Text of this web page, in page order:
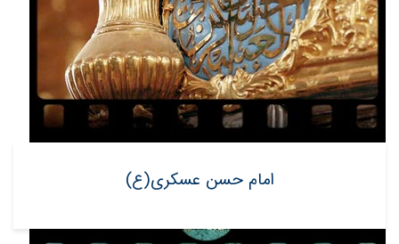
امام حسن عسکری(ع)